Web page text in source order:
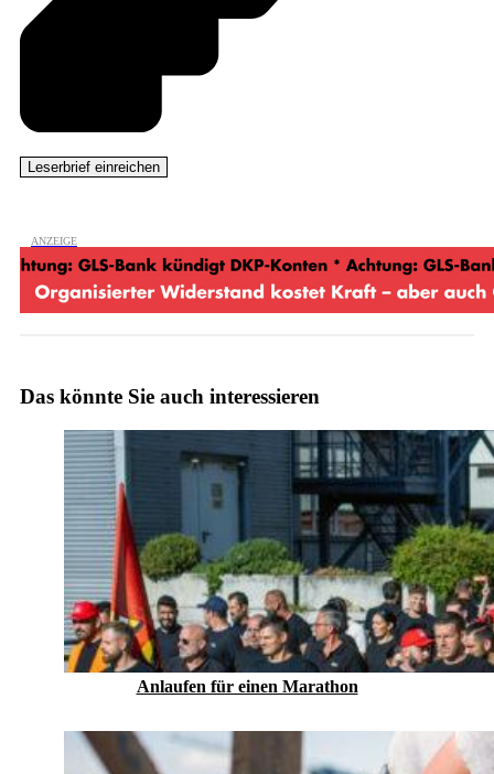
Das könnte Sie auch interessieren
Anlaufen für einen Marathon